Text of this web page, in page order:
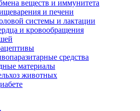
веществ и иммунитета
и печени
системы и лактации
и кровообращения
средства
материалы
животных